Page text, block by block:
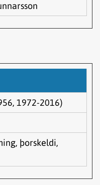
1972-2016)
þorskeldi,